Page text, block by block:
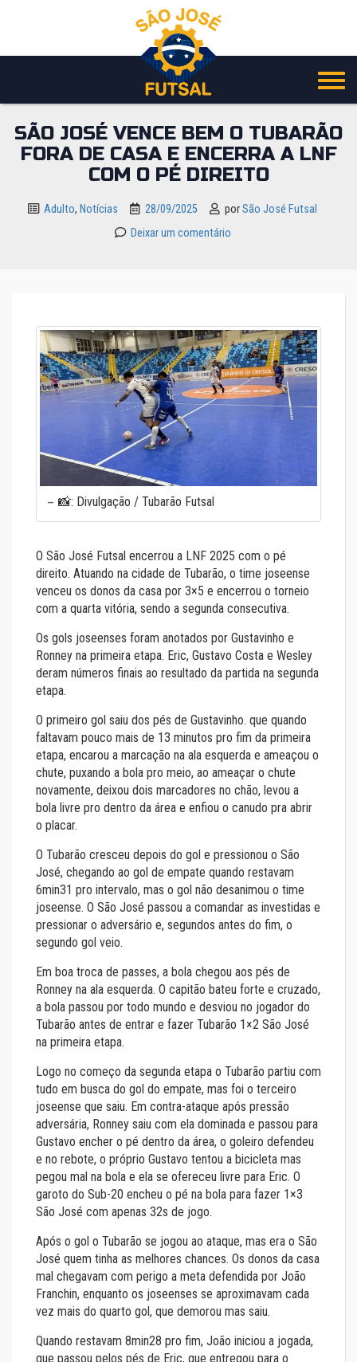
o
SÃO JOSÉ VENCE BEM O TUBARÃO
FORA DE CASA E ENCERRA A LNF
COM O PÉ DIREITO
Adulto, Notícias 28/09/2025 porSão José Futsal
Deixar um comentário
📸: Divulgação / Tubarão Futsal
O São José Futsal encerrou a LNF 2025 com o pé
direito. Atuando na cidade de Tubarão, o time joseense
venceu os donos da casa por 3×5 e encerrou o torneio
com a quarta vitória, sendo a segunda consecutiva.
Os gols joseenses foram anotados por Gustavinho e
Ronney na primeira etapa. Eric, Gustavo Costa e Wesley
deram números finais ao resultado da partida na segunda
etapa.
O primeiro gol saiu dos pés de Gustavinho. que quando
faltavam pouco mais de 13 minutos pro fim da primeira
etapa, encarou a marcação na ala esquerda e ameaçou o
chute, puxando a bola pro meio, ao ameaçar o chute
novamente, deixou dois marcadores no chão, levou a
bola livre pro dentro da área e enfiou o canudo pra abrir
o placar.
O Tubarão cresceu depois do gol e pressionou o São
José, chegando ao gol de empate quando restavam
6min31 pro intervalo, mas o gol não desanimou o time
joseense. O São José passou a comandar as investidas e
pressionar o adversário e, segundos antes do fim, o
segundo gol veio.
Em boa troca de passes, a bola chegou aos pés de
Ronney na ala esquerda. O capitão bateu forte e cruzado,
a bola passou por todo mundo e desviou no jogador do
Tubarão antes de entrar e fazer Tubarão 1×2 São José
na primeira etapa.
Logo no começo da segunda etapa o Tubarão partiu com
tudo em busca do gol do empate, mas foi o terceiro
joseense que saiu. Em contra-ataque após pressão
adversária, Ronney saiu com ela dominada e passou para
Gustavo encher o pé dentro da área, o goleiro defendeu
e no rebote, o próprio Gustavo tentou a bicicleta mas
pegou mal na bola e ela se ofereceu livre para Eric. O
garoto do Sub-20 encheu o pé na bola para fazer 1×3
São José com apenas 32s de jogo.
Após o gol o Tubarão se jogou ao ataque, mas era o São
José quem tinha as melhores chances. Os donos da casa
mal chegavam com perigo a meta defendida por João
Franchin, enquanto os joseenses se aproximavam cada
vez mais do quarto gol, que demorou mas saiu.
Quando restavam 8min28 pro fim, João iniciou a jogada,
que passou pelos pés de Eric, que entregou para o